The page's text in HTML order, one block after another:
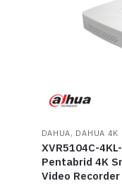
DAHUA, DAHUA 4K
XVR5104C-
Pentabrid 4K
Video Recorder